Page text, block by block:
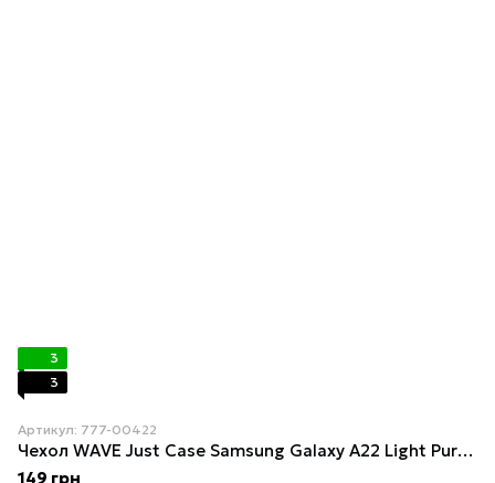
3
3
Артикул: 777-00422
Чехол WAVE Just Case Samsung Galaxy A22 Light Purple
149 грн